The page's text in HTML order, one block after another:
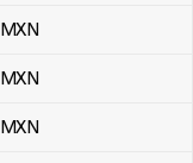
MXN
MXN
MXN